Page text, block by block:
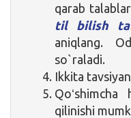
qarab
til bilish
aniqlang.
so`raladi.
Ikkita
qilinishi